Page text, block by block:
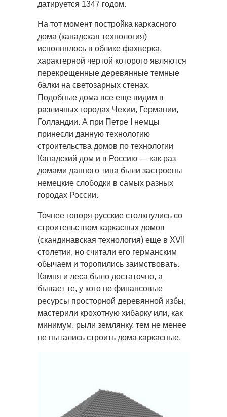
датируется 1347 годом.
На тот момент постройка каркасного
дома (канадская технология)
исполнялось в облике фахверка,
характерной чертой которого являются
перекрещенные деревянные темные
балки на светозарных стенах.
Подобные дома все еще видим в
различных городах Чехии, Германии,
Голландии. А при Петре I немцы
принесли данную технологию
строительства домов по технологии
Канадский дом и в Россию — как раз
домами данного типа были застроены
немецкие слободки в самых разных
городах России.
Точнее говоря русские столкнулись со
строительством каркасных домов
(скандинавская технология) еще в XVII
столетии, но считали его германским
обычаем и торопились заимствовать.
Камня и леса было достаточно, а
бывает те, у кого не финансовые
ресурсы просторной деревянной избы,
мастерили крохотную хибарку или, как
минимум, рыли землянку, тем не менее
не пытались строить дома каркасные.